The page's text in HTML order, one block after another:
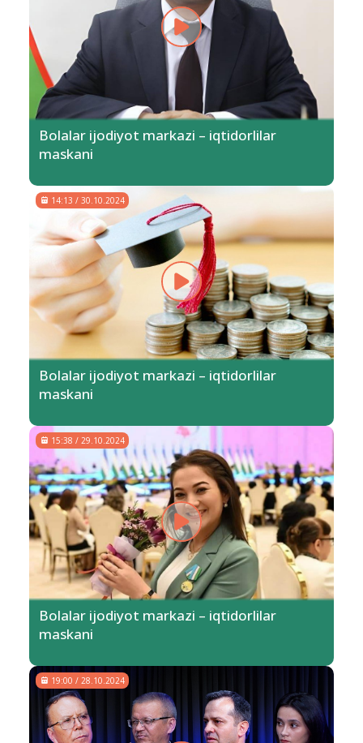
Bolalar ijodiyot markazi – iqtidorlilar
maskani
14:13 / 30.10.2024
Bolalar ijodiyot markazi – iqtidorlilar
maskani
15:38 / 29.10.2024
Bolalar ijodiyot markazi – iqtidorlilar
maskani
19:00 / 28.10.2024